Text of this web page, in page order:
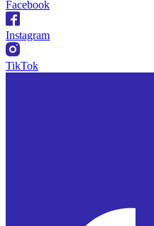
Facebook
Instagram
TikTok